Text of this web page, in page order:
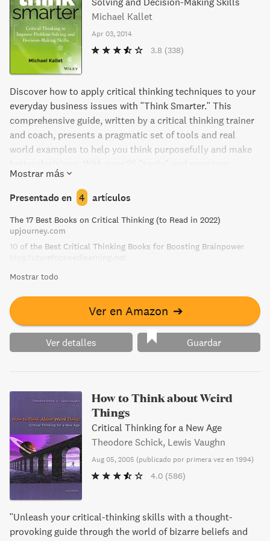
Michael Kallet
Apr 03, 2014
3.8 (338)
Discover how to apply critical thinking techniques to your
everyday business issues with "Think Smarter." This
comprehensive guide, written by a critical thinking trainer
and coach, presents a pragmatic set of tools and real
world examples to help you think purposefully and make
applicable across industries and functions, this versatile
resource is a must for individuals, managers, students,
and corporate training programs. Sharpen your ability to
solve problems and innovate with this essential roadmap
to effective and productive thought.
Mostrar más
Presentado en 4 artículos
The 17 Best Books on Critical Thinking (to Read in 2022)
upjourney.com
10 of the Best Critical Thinking Books for Boosting Brainpower
Mostrar todo
Ver en Amazon ➔
Ver detalles Guardar
How to Think about Weird
Things
Critical Thinking for a New Age
Theodore Schick, Lewis Vaughn
Aug 05, 2005 (publicado por primera vez en 1994)
4.0 (586)
"Unleash your critical-thinking skills with a thought-
provoking guide through the world of bizarre beliefs and